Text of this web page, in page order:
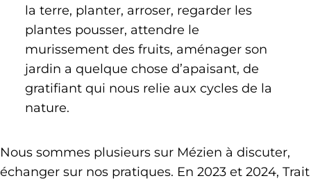
la terre, planter, arroser, regarder les
plantes pousser, attendre le
murissement des fruits, aménager son
jardin a quelque chose d’apaisant, de
gratifiant qui nous relie aux cycles de la
nature.
Nous sommes plusieurs sur Mézien à discuter,
échanger sur nos pratiques. En 2023 et 2024, Trait